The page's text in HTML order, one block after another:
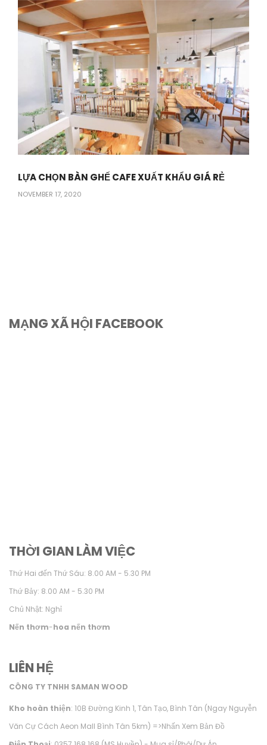
LỰA CHỌN BÀN GHẾ CAFE XUẤT KHẨU GIÁ RẺ
NOVEMBER 17, 2020
MẠNG XÃ HỘI FACEBOOK
THỜI GIAN LÀM VIỆC
Thứ Hai đến Thứ Sáu: 8.00 AM - 5.30 PM
Thứ Bảy: 8.00 AM - 5.30 PM
Chủ Nhật: Nghỉ
Nến thơm-hoa nến thơm
LIÊN HỆ
CÔNG TY TNHH SAMAN WOOD
Kho hoàn thiện: 10B Đường Kinh 1, Tân Tạo, Bình Tân (Ngay Nguyễn
Văn Cự Cách Aeon Mall Bình Tân 5km) =>Nhấn Xem Bản Đồ